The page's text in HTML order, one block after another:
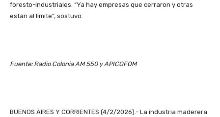
foresto-industriales. “Ya hay empresas que cerraron y otras
están al límite”, sostuvo.
Fuente: Radio Colonia AM 550 y APICOFOM
BUENOS AIRES Y CORRIENTES (4/2/2026).- La industria maderera